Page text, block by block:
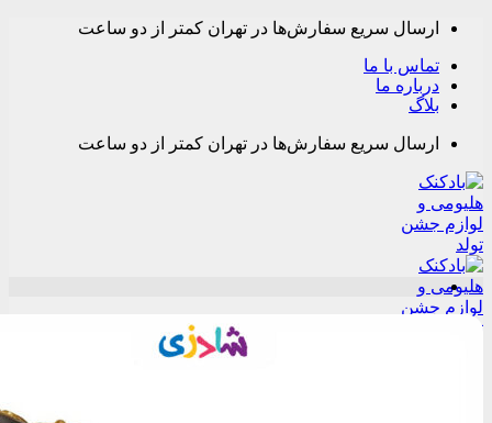
سریع سفارش‌ها در تهران کمتر از دو ساعت
با ما
ما
سریع سفارش‌ها در تهران کمتر از دو ساعت